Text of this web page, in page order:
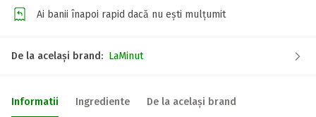
Ai banii înapoi rapid dacă nu ești mulțumit
De la același brand: LaMinut
Informatii Ingrediente De la același brand